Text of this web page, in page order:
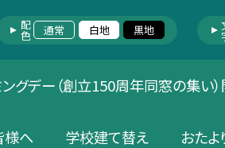
配色 通常 白地 黒地
グデー（創立150周年同窓の集い
様へ 学校建て替え おたよ